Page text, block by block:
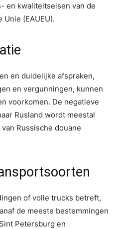
en kwaliteitseisen van de
Unie (EAUEU).
en duidelijke afspraken,
en vergunningen, kunnen
voorkomen. De negatieve
Rusland wordt meestal
Russische douane
of volle trucks betreft,
de meeste bestemmingen
Petersburg en